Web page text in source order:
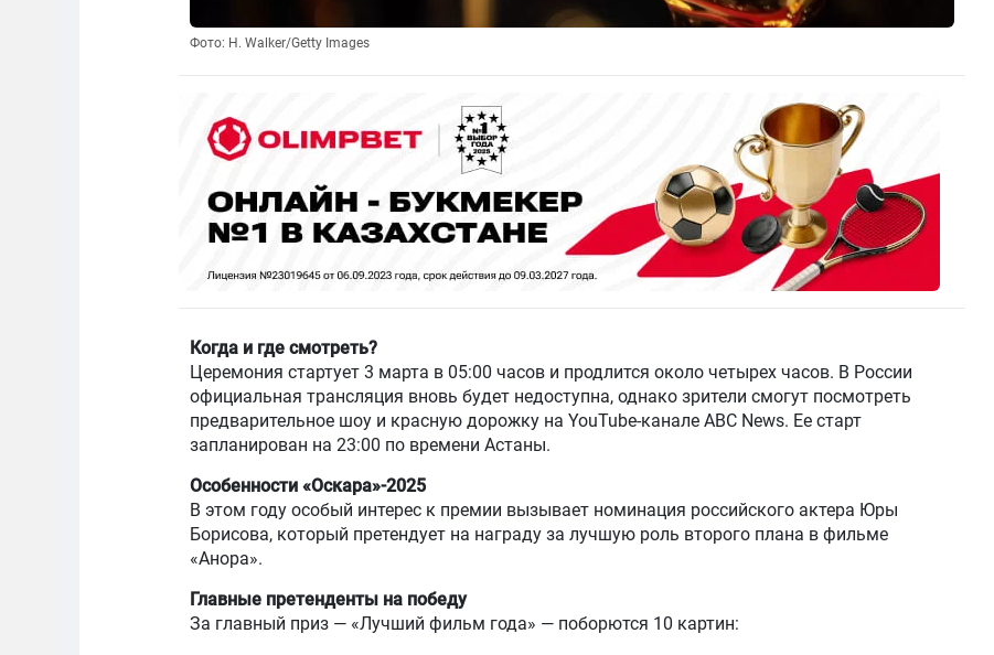
Фото: H. Walker/Getty Images
Когда и где смотреть?
Церемония стартует 3 марта в 05:00 часов и продлится около четырех часов. В России
официальная трансляция вновь будет недоступна, однако зрители смогут посмотреть
предварительное шоу и красную дорожку на YouTube-канале ABC News. Ее старт
запланирован на 23:00 по времени Астаны.
Особенности «Оскара»-2025
В этом году особый интерес к премии вызывает номинация российского актера Юры
Борисова, который претендует на награду за лучшую роль второго плана в фильме
«Анора».
Главные претенденты на победу
За главный приз — «Лучший фильм года» — поборются 10 картин: